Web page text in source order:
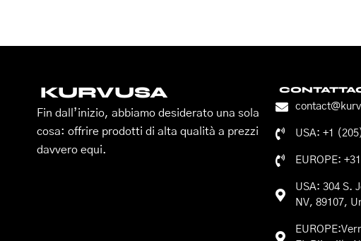
KURVUSA
Fin dall’inizio, abbiamo desiderato una sola
cosa: offrire prodotti di alta qualità a prezzi
davvero equi.
USA: +1
EUROPE:
USA: 304 S.
NV, 89107,